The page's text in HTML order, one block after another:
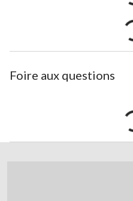
Foire aux questions